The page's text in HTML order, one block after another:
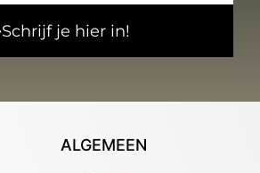
Schrijf je hier in!
ALGEMEEN